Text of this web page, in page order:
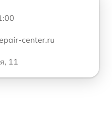
center.ru
11